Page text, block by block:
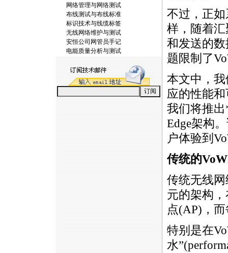
网络管理与网络测试
布线测试与布线标准
标识技术与线缆标签
无线网络维护与测试
安恒公司网管员手记
电能质量分析与测试
不过，正
样，随着
和发送的
题限制了
本文中，
应的性能
我们将推出
Edge架构
户体验到
传统的
传统无线
元的架构
点(AP)，
特别是在
水